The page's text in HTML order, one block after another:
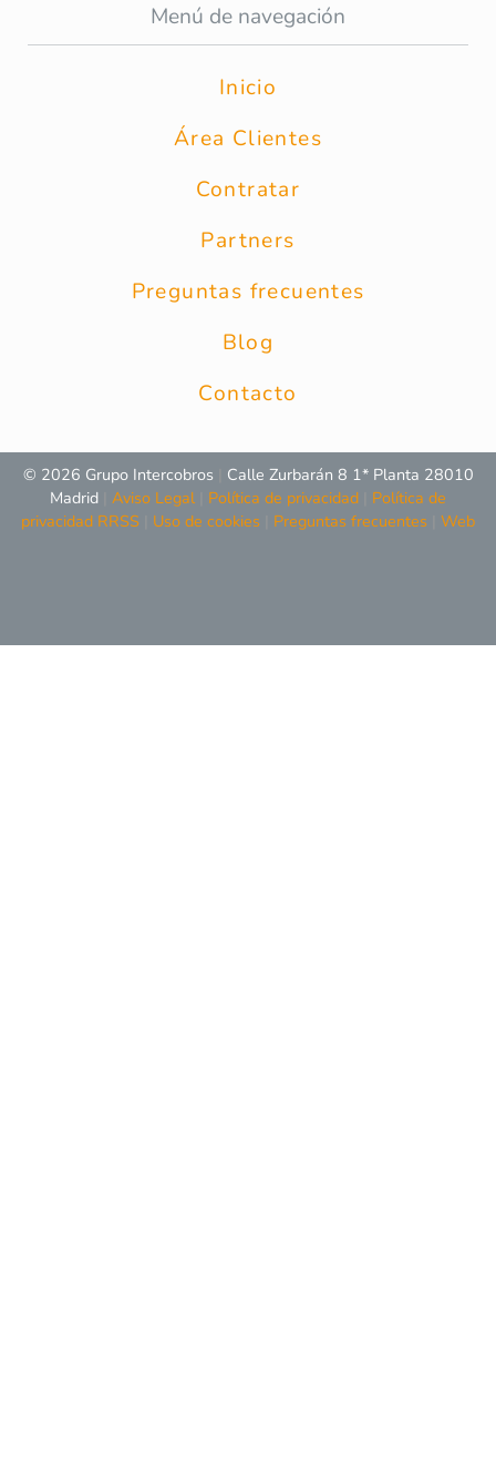
Menú de navegación
Inicio
Área Clientes
Contratar
Partners
Preguntas frecuentes
Blog
Contacto
© 2026 Grupo Intercobros
Calle Zurbarán 8 1* Planta 28010
Madrid Aviso Legal Política de privacidad
Política de
privacidad RRSS
Uso de cookies Preguntas frecuentes Web